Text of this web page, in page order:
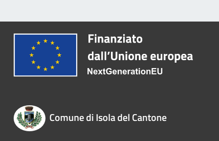
Comune di Isola del Cantone